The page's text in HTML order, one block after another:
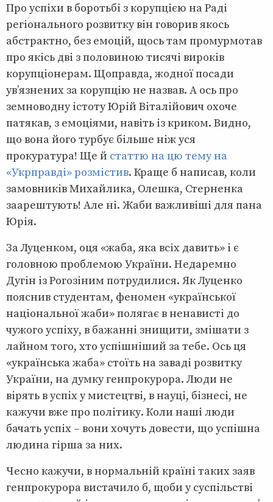
Про успіхи в боротьбі з корупцією на Раді
регіонального розвитку він говорив якось
абстрактно, без емоцій, щось там промурмотав
про якісь дві з половиною тисячі вироків
корупціонерам. Щоправда, жодної посади
ув’язнених за корупцію не назвав. А ось про
земноводну істоту Юрій Віталійович охоче
патякав, з емоціями, навіть із криком. Видно,
що вона його турбує більше ніж уся
прокуратура! Ще й статтю на цю тему на
«Укрправді» розмістив. Краще б написав, коли
замовників Михайлика, Олешка, Стерненка
заарештують! Але ні. Жаби важливіші для пана
Юрія.
За Луценком, оця «жаба, яка всіх давить» і є
головною проблемою України. Недаремно
Дугін із Рогозіним потрудилися. Як Луценко
пояснив студентам, феномен «української
національної жаби» полягає в ненависті до
чужого успіху, в бажанні знищити, змішати з
лайном того, хто успішніший за тебе. Ось ця
«українська жаба» стоїть на заваді розвитку
України, на думку генпрокурора. Люди не
вірять в успіх у мистецтві, в науці, бізнесі, не
кажучи вже про політику. Коли наші люди
бачать успіх – вони хочуть довести, що успішна
людина гірша за них.
Чесно кажучи, в нормальній країні таких заяв
генпрокурора вистачило б, щоби у суспільстві